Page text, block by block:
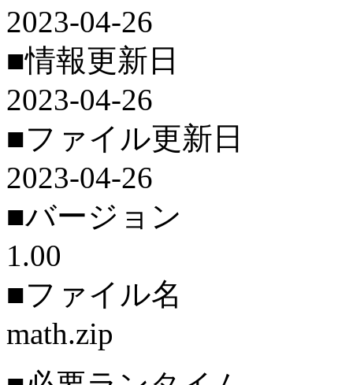
2023-04-26
■情報更新日
2023-04-26
■ファイル更新日
2023-04-26
■バージョン
1.00
■ファイル名
math.zip